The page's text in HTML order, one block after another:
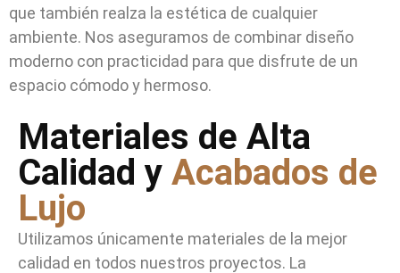
que también realza la estética de cualquier
ambiente. Nos aseguramos de combinar diseño
moderno con practicidad para que disfrute de un
espacio cómodo y hermoso.
Materiales de Alta
Calidad y Acabados de
Lujo
Utilizamos únicamente materiales de la mejor
calidad en todos nuestros proyectos. La